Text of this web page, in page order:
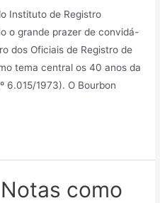
Instituto de Registro
o grande prazer de convidá-
dos Oficiais de Registro de
tema central os 40 anos da
6.015/1973). O Bourbon
como